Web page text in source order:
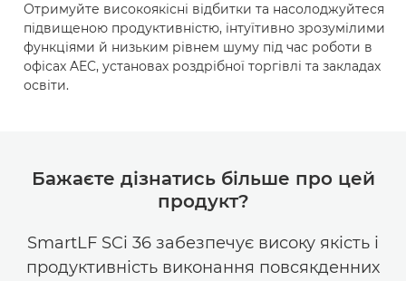
Отримуйте високоякісні відбитки та насолоджуйтеся
підвищеною продуктивністю, інтуїтивно зрозумілими
функціями й низьким рівнем шуму під час роботи в
офісах AEC, установах роздрібної торгівлі та закладах
освіти.
Бажаєте дізнатись більше про цей
продукт?
SmartLF SCi 36 забезпечує високу якість і
продуктивність виконання повсякденних